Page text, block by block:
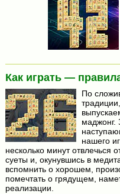
Как играть —
По
маджонг.
нашего
несколько минут отвлечься
суеты и, окунувшись в
вспомнить о хорошем,
помечтать о грядущем,
реализации.